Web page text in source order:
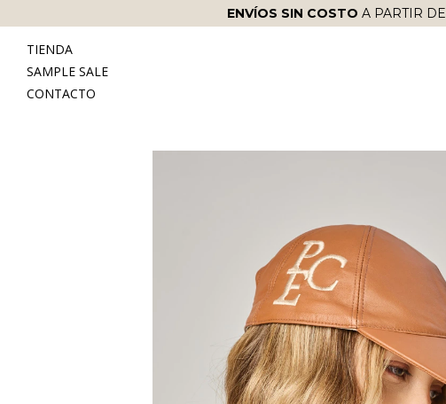
ENVÍOS SIN COSTO A PARTIR DE
TIENDA
SAMPLE SALE
CONTACTO